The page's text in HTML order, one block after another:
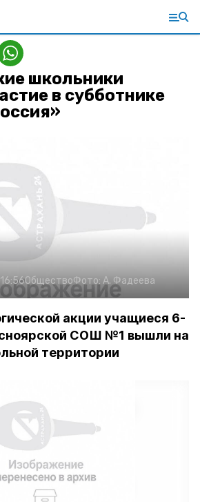
школьники
в субботнике
ОбществоФото: А. Фадеева
акции учащиеся 6-
СОШ №1 вышли на
территории